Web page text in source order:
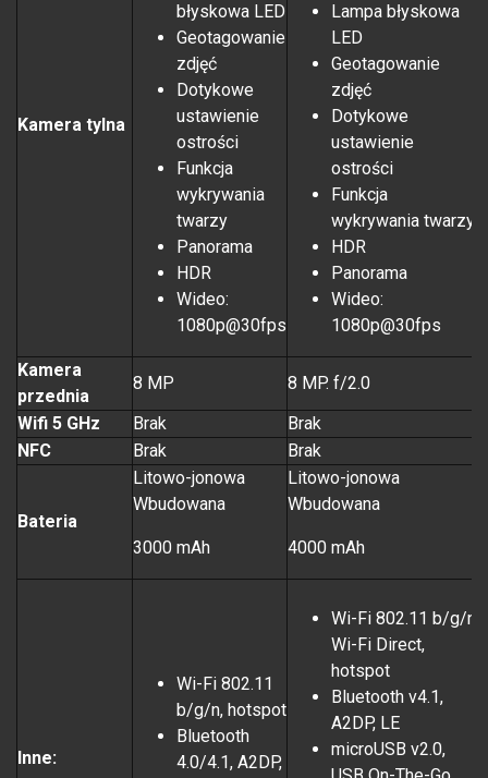
Kamera tylna
błyskowa LED
Geotagowanie
zdjęć
Dotykowe
ustawienie
ostrości
Funkcja
wykrywania
twarzy
Panorama
HDR
Wideo:
1080p@30fps
Lampa błyskowa
LED
Geotagowanie
zdjęć
Dotykowe
ustawienie
ostrości
Funkcja
wykrywania twarzy
HDR
Panorama
Wideo:
1080p@30fps
Kamera
przednia
8 MP 8 MP. f/2.0
Wifi 5 GHz
Brak Brak
NFC
Brak Brak
Bateria
Litowo-jonowa
Wbudowana
3000 mAh
Litowo-jonowa
Wbudowana
4000 mAh
Inne:
Wi-Fi 802.11
b/g/n, hotspot
Bluetooth
4.0/4.1, A2DP,
Wi-Fi 802.11 b/g/n,
Wi-Fi Direct,
hotspot
Bluetooth v4.1,
A2DP, LE
microUSB v2.0,